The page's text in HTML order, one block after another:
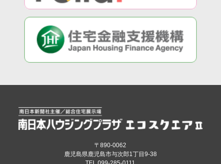
〒890-0062
鹿児島県鹿児島市与次郎1丁目9-38